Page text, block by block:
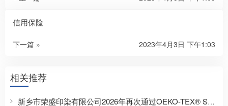
信用保险
下一篇 » 2023年4月3日 下午1:03
相关推荐
新乡市荣盛印染有限公司2026年再次通过OEKO-TEX® STANDARD 100认证，持续提升环保安全面料制造能力